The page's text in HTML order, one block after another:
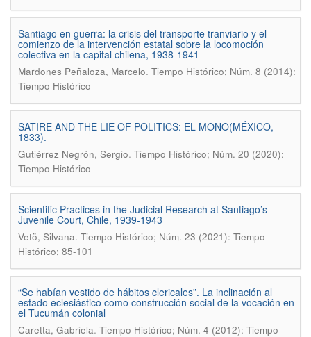
Santiago en guerra: la crisis del transporte tranviario y el
comienzo de la intervención estatal sobre la locomoción
colectiva en la capital chilena, 1938-1941
Mardones Peñaloza, Marcelo. Tiempo Histórico; Núm. 8 (2014):
Tiempo Histórico
SATIRE AND THE LIE OF POLITICS: EL MONO(MÉXICO,
1833).
Gutiérrez Negrón, Sergio. Tiempo Histórico; Núm. 20 (2020):
Tiempo Histórico
Scientific Practices in the Judicial Research at Santiago’s
Juvenile Court, Chile, 1939-1943
Vetö, Silvana. Tiempo Histórico; Núm. 23 (2021): Tiempo
Histórico; 85-101
“Se habían vestido de hábitos clericales”. La inclinación al
estado eclesiástico como construcción social de la vocación en
el Tucumán colonial
Caretta, Gabriela. Tiempo Histórico; Núm. 4 (2012): Tiempo